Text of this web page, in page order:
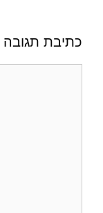
כתיבת תגובה